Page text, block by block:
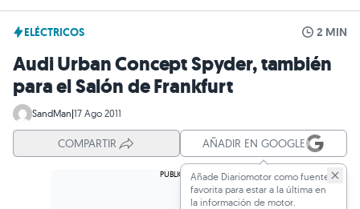
ELÉCTRICOS 2 MIN
Audi Urban Concept Spyder, también
para el Salón de Frankfurt
SandMan|17 Ago 2011
COMPARTIR AÑADIR EN GOOGLE
Añade Diariomotor como fuente
favorita para estar a la última en
la información de motor.